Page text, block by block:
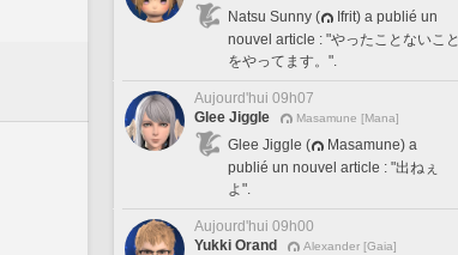
Natsu Sunny (
Ifrit) a publié un
nouvel article : "やったことないこと
をやってます。".
Aujourd'hui 09h07
Glee Jiggle
Masamune [Mana]
Glee Jiggle (
Masamune) a
publié un nouvel article : "出ねぇ
よ".
Aujourd'hui 09h00
Yukki Orand
Alexander [Gaia]